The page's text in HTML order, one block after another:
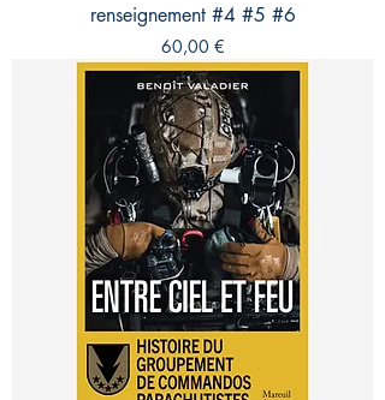
renseignement #4 #5 #6
Prix
60,00 €